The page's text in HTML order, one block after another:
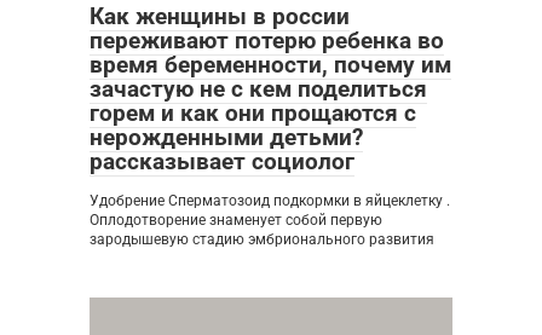
Как женщины в россии
переживают потерю ребенка во
время беременности, почему им
зачастую не с кем поделиться
горем и как они прощаются с
нерожденными детьми?
рассказывает социолог
Удобрение Сперматозоид подкормки в яйцеклетку .
Оплодотворение знаменует собой первую
зародышевую стадию эмбрионального развития